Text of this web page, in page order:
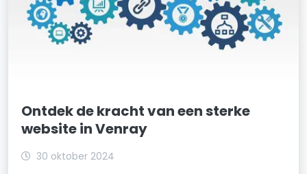
Ontdek de kracht van een sterke
website in Venray
30 oktober 2024